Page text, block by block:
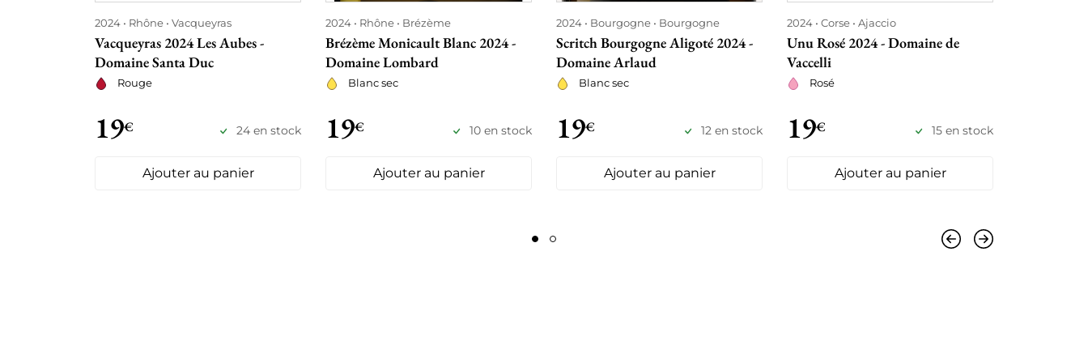
2024 Rhône Vacqueyras
Vacqueyras 2024 Les Aubes -
Domaine Santa Duc
Rouge
19€ 24 en stock
Ajouter au panier
2024 Rhône Brézème
Brézème Monicault Blanc 2024 -
Domaine Lombard
Blanc sec
19€ 10 en stock
Ajouter au panier
2024 Bourgogne Bourgogne
Scritch Bourgogne Aligoté 2024 -
Domaine Arlaud
Blanc sec
19€ 12 en stock
Ajouter au panier
2024 Corse Ajaccio
Unu Rosé 2024 - Domaine de
Vaccelli
Rosé
19€ 15 en stock
Ajouter au panier